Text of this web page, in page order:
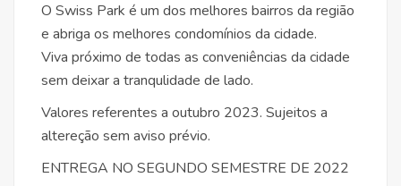
O Swiss Park é um dos melhores bairros da região
e abriga os melhores condomínios da cidade.
Viva próximo de todas as conveniências da cidade
sem deixar a tranqulidade de lado.
Valores referentes a outubro 2023. Sujeitos a
altereção sem aviso prévio.
ENTREGA NO SEGUNDO SEMESTRE DE 2022